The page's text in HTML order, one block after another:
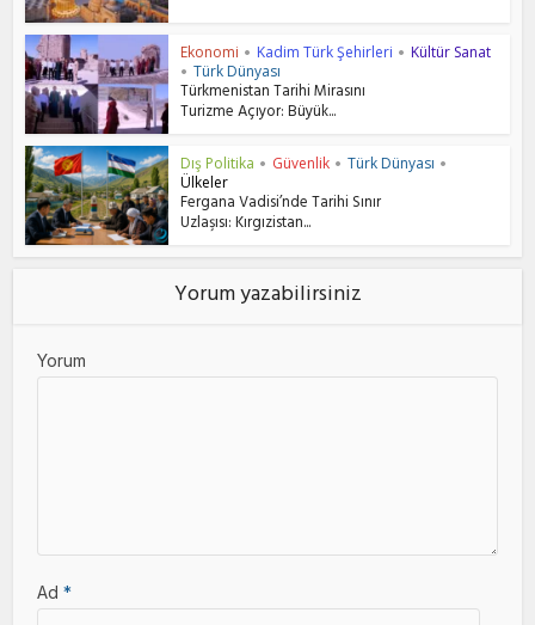
Ekonomi • Kadim Türk Şehirleri • Kültür Sanat
• Türk Dünyası
Türkmenistan Tarihi Mirasını
Turizme Açıyor: Büyük...
Dış Politika • Güvenlik • Türk Dünyası •
Ülkeler
Fergana Vadisi’nde Tarihi Sınır
Uzlaşısı: Kırgızistan...
Yorum yazabilirsiniz
Yorum
Ad*